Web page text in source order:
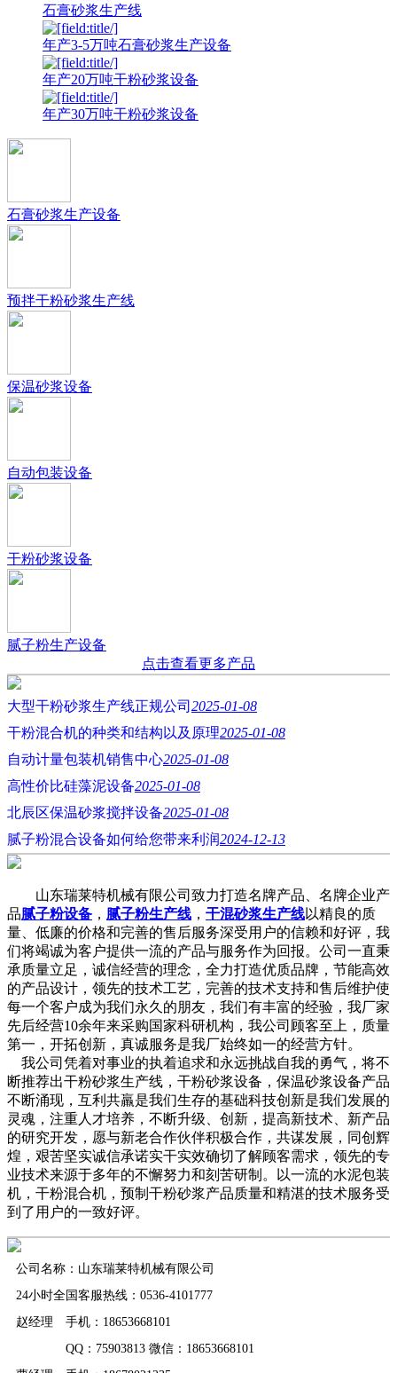
石膏砂浆生产线
年产3-5万吨石膏砂浆生产设备
年产20万吨干粉砂浆设备
年产30万吨干粉砂浆设备
石膏砂浆生产设备
预拌干粉砂浆生产线
保温砂浆设备
自动包装设备
干粉砂浆设备
腻子粉生产设备
点击查看更多产品
大型干粉砂浆生产线正规公司 2025-01-08
干粉混合机的种类和结构以及原理2025-01-08
自动计量包装机销售中心2025-01-08
高性价比硅藻泥设备2025-01-08
北辰区保温砂浆搅拌设备2025-01-08
腻子粉混合设备如何给您带来利润2024-12-13
山东瑞莱特机械有限公司致力打造名牌产品、名牌企业产
品腻子粉设备 ， 腻子粉生产线 ， 干混砂浆生产线以精良的质
量、低廉的价格和完善的售后服务深受用户的信赖和好评，我
们将竭诚为客户提供一流的产品与服务作为回报。公司一直秉
承质量立足，诚信经营的理念，全力打造优质品牌，节能高效
的产品设计，领先的技术工艺，完善的技术支持和售后维护使
每一个客户成为我们永久的朋友，我们有丰富的经验，我厂家
先后经营10余年来采购国家科研机构，我公司顾客至上，质量
第一，开拓创新，真诚服务是我厂始终如一的经营方针。
我公司凭着对事业的执着追求和永远挑战自我的勇气，将不
断推荐出干粉砂浆生产线，干粉砂浆设备，保温砂浆设备产品
不断涌现，互利共羸是我们生存的基础科技创新是我们发展的
灵魂，注重人才培养，不断升级、创新，提高新技术、新产品
的研究开发，愿与新老合作伙伴积极合作，共谋发展，同创辉
煌，艰苦坚实诚信承诺实干实效确切了解顾客需求，领先的专
业技术来源于多年的不懈努力和刻苦研制。以一流的水泥包装
机，干粉混合机，预制干粉砂浆产品质量和精湛的技术服务受
到了用户的一致好评。
公司名称：山东瑞莱特机械有限公司
24小时全国客服热线：0536-4101777
赵经理 手机：18653668101
QQ：75903813 微信：18653668101